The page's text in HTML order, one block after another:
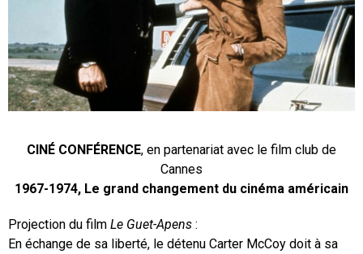
CINÉ CONFÉRENCE, en partenariat avec le film club de
Cannes
1967-1974, Le grand changement du cinéma américain
Projection du film Le Guet-Apens :
En échange de sa liberté, le détenu Carter McCoy doit à sa